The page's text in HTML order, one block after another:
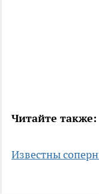
Читайте также:
Известны